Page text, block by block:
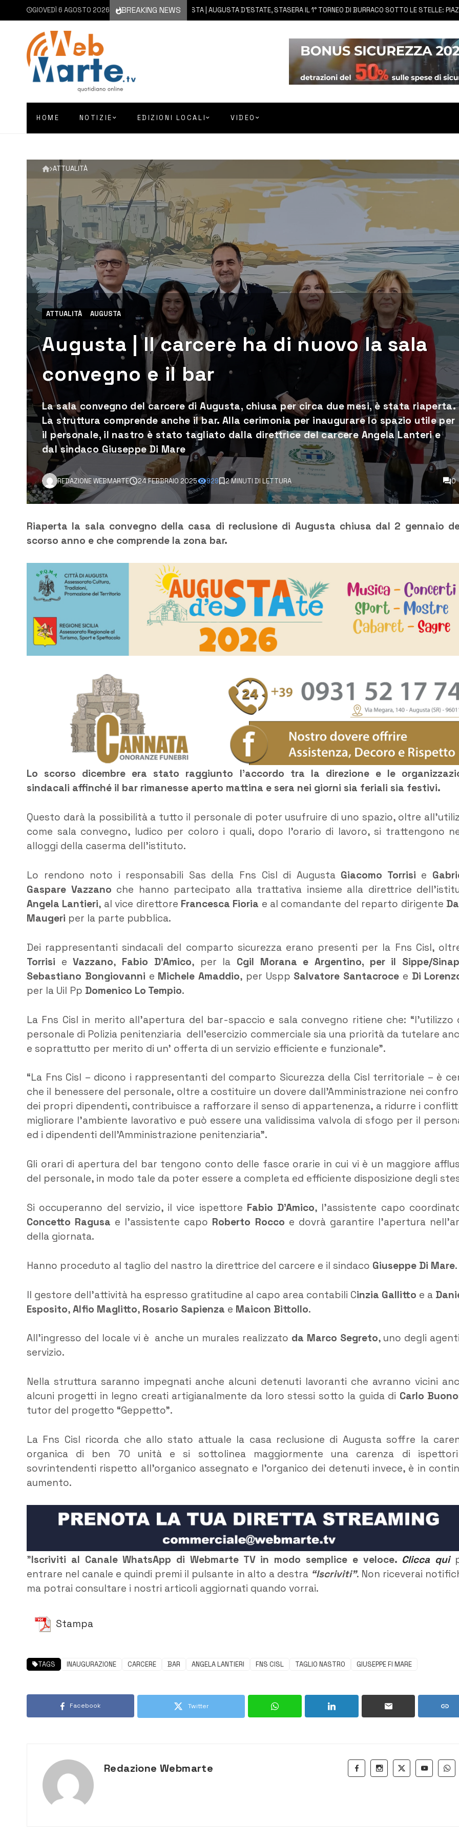
GIOVEDÌ 6 AGOSTO 2026 BREAKING NEWS
6 AGOSTO 2026 AUGUSTA | AUGUSTA D’ESTATE, STASERA IL 1° TORNEO DI BURRACO SOTTO LE STELLE: PIAZZA
HOME NOTIZIE EDIZIONI LOCALI VIDEO
ATTUALITÀ
ATTUALITÀ AUGUSTA
Augusta | Il carcere ha di nuovo la sala
convegno e il bar
La sala convegno del carcere di Augusta, chiusa per circa due mesi, è stata riaperta.
La struttura comprende anche il bar. Alla cerimonia per inaugurare lo spazio utile per
il personale, il nastro è stato tagliato dalla direttrice del carcere Angela Lanteri e
dal sindaco Giuseppe Di Mare
REDAZIONE WEBMARTE 24 FEBBRAIO 2025 929 2 MINUTI DI LETTURA 0
Riaperta la sala convegno della casa di reclusione di Augusta chiusa dal 2 gennaio
scorso anno e che comprende la zona bar.
Lo scorso dicembre era stato raggiunto l’accordo tra la direzione e le
sindacali affinché il bar rimanesse aperto mattina e sera nei giorni sia feriali sia festivi.
Questo darà la possibilità a tutto il personale di poter usufruire di uno spazio, oltre
come sala convegno, ludico per coloro i quali, dopo l’orario di lavoro, si trattengono
alloggi della caserma dell’istituto.
Lo rendono noto i responsabili Sas della Fns Cisl di Augusta Giacomo Torrisi e
Gaspare Vazzano che hanno partecipato alla trattativa insieme alla direttrice
Angela Lantieri, al vice direttore Francesca Fioria e al comandante del reparto dirigente
Maugeri per la parte pubblica.
Dei rappresentanti sindacali del comparto sicurezza erano presenti per la Fns Cisl,
Torrisi eVazzano, Fabio D’Amico, per la Cgil Morana e Argentino, per il Sippe/
Sebastiano Bongiovanni e Michele Amaddio, per Uspp Salvatore Santacroce e Di
per la Uil Pp Domenico Lo Tempio.
La Fns Cisl in merito all’apertura del bar-spaccio e sala convegno ritiene che: “l’utilizzo
personale di Polizia penitenziaria dell’esercizio commerciale sia una priorità da tutelare
e soprattutto per merito di un’ offerta di un servizio efficiente e funzionale”.
“La Fns Cisl – dicono i rappresentanti del comparto Sicurezza della Cisl territoriale – è
che il benessere del personale, oltre a costituire un dovere dall’Amministrazione nei
dei propri dipendenti, contribuisce a rafforzare il senso di appartenenza, a ridurre i
migliorare l’ambiente lavorativo e può essere una validissima valvola di sfogo per il
ed i dipendenti dell’Amministrazione penitenziaria”.
Gli orari di apertura del bar tengono conto delle fasce orarie in cui vi è un maggiore
del personale, in modo tale da poter essere a completa ed efficiente disposizione degli
Si occuperanno del servizio, il vice ispettore Fabio D’Amico, l’assistente capo
Concetto Ragusa e l’assistente capo Roberto Rocco e dovrà garantire l’apertura
della giornata.
Hanno proceduto al taglio del nastro la direttrice del carcere e il sindaco Giuseppe Di Mare.
Il gestore dell’attività ha espresso gratitudine al capo area contabili Cinzia Gallitto e a
Esposito, Alfio Maglitto, Rosario Sapienza e Maicon Bittollo.
All’ingresso del locale vi è anche un murales realizzato da Marco Segreto, uno degli
servizio.
Nella struttura saranno impegnati anche alcuni detenuti lavoranti che avranno vicini
alcuni progetti in legno creati artigianalmente da loro stessi sotto la guida di Carlo
tutor del progetto “Geppetto”.
La Fns Cisl ricorda che allo stato attuale la casa reclusione di Augusta soffre la
organica di ben 70 unità e si sottolinea maggiormente una carenza di
sovrintendenti rispetto all’organico assegnato e l’organico dei detenuti invece, è in
aumento.
”Iscriviti al Canale WhatsApp di Webmarte TV in modo semplice e veloce. Clicca qui
entrare nel canale e quindi premi il pulsante in alto a destra “Iscriviti”. Non riceverai
ma potrai consultare i nostri articoli aggiornati quando vorrai.
Stampa
TAGS INAUGURAZIONE CARCERE BAR ANGELA LANTIERI FNS CISL TAGLIO NASTRO GIUSEPPE FI MARE
Facebook Twitter
Redazione Webmarte